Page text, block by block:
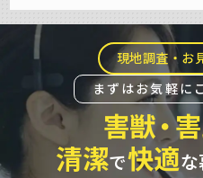
現地調査・お
まずはお気軽に
害獣・
清潔で快適